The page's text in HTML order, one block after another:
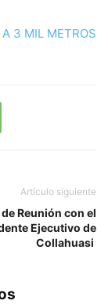
3 MIL METROS
Artículo siguiente
Reunión con el
Ejecutivo de
Collahuasi